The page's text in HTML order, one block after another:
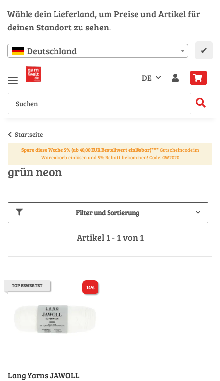
Wähle dein Lieferland, um Preise und Artikel für
deinen Standort zu sehen.
Deutschland ✔
DE
Startseite
Spare diese Woche 5% (ab 40,00 EUR Bestellwert einlösbar)***Gutscheincode im
Warenkorb einlösen und 5% Rabatt bekommen! Code: GW2020
grün neon
Filter und Sortierung
Artikel 1 - 1 von 1
14%
TOP BEWERTET
Lang Yarns JAWOLL